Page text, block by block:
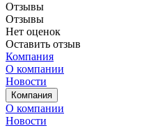
Отзывы
Отзывы
Нет оценок
Оставить отзыв
Компания
О компании
Новости
Компания
О компании
Новости